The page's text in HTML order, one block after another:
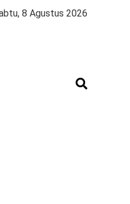
8 Agustus 2026